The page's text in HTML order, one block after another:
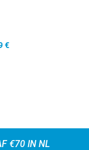
€
€70 IN NL